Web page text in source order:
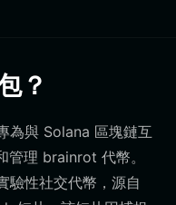
？
為與 Solana 區塊鏈互
管理 brainrot 代幣。
驗性社交代幣，源自